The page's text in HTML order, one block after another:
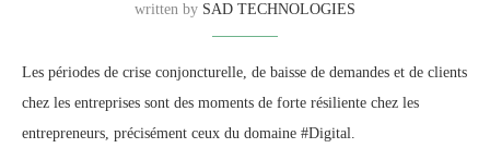
written by SAD TECHNOLOGIES
Les périodes de crise conjoncturelle, de baisse de demandes et de clients
chez les entreprises sont des moments de forte résiliente chez les
entrepreneurs, précisément ceux du domaine #Digital.